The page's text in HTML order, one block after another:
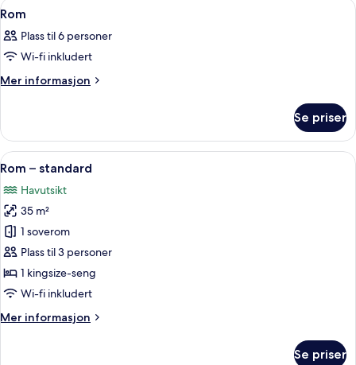
Åpne
alle
bildene
av
Rom
4
Rom
Plass til 6 personer
Wi-fi inkludert
Mer informasjon
Mer
Se priser
Åpne
alle
bildene
av
Rom
–
standard
Rom – standard | Sengetøy av topp
7
Rom – standard
Havutsikt
35 m²
1 soverom
Plass til 3 personer
1 kingsize-seng
Wi-fi inkludert
Mer informasjon
Mer
Se priser